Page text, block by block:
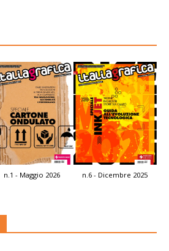
n.1 - Maggio 2026 n.6 - Dicembre 2025